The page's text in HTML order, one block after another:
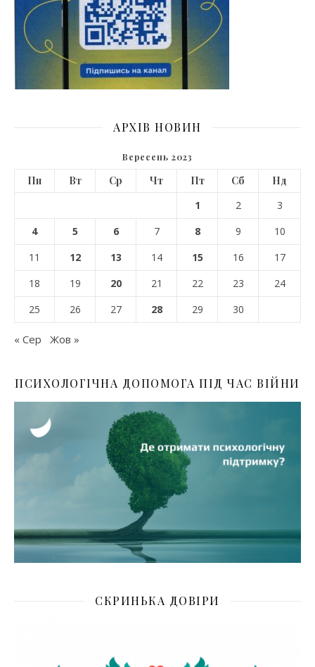
АРХІВ НОВИН
Вересень 2023
Пн Вт Ср Чт Пт Сб
Нд
1
2
3
4
5 6 7 8 9
10
11
12 13 14 15 16
17
18
19 20 21 22 23
24
25
26 27 28 29 30
« Сер Жов »
ПСИХОЛОГІЧНА ДОПОМОГА ПІД ЧАС ВІЙНИ
СКРИНЬКА ДОВІРИ